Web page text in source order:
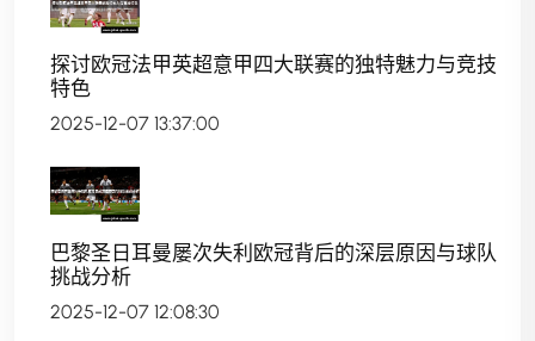
探讨欧冠法甲英超意甲四大联赛的独特魅力与竞技
特色
2025-12-07 13:37:00
巴黎圣日耳曼屡次失利欧冠背后的深层原因与球队
挑战分析
2025-12-07 12:08:30